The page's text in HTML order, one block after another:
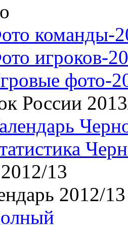
команды-
игроков-
фото-
России
13
2012/13